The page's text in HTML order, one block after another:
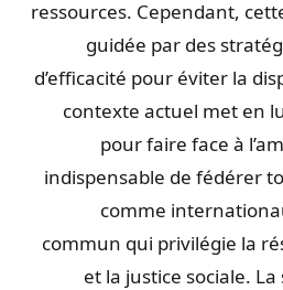
ressources. Cependant,
guidée par des
d’efficacité pour éviter la
contexte actuel met en
pour faire face à
indispensable de fédérer
comme
commun qui privilégie la
et la justice sociale.